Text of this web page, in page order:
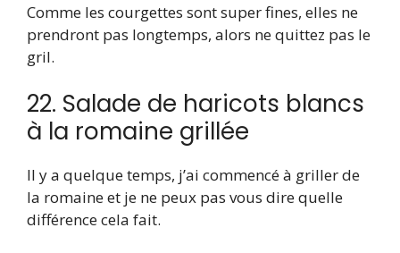
Comme les courgettes sont super fines, elles ne
prendront pas longtemps, alors ne quittez pas le
gril.
22. Salade de haricots blancs
à la romaine grillée
Il y a quelque temps, j’ai commencé à griller de
la romaine et je ne peux pas vous dire quelle
différence cela fait.